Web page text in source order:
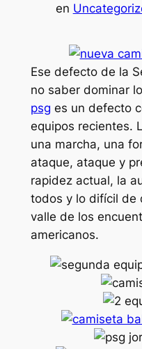
en
Ese defecto de la
no saber dominar
psg es un defecto
equipos recientes.
una marcha, una
ataque, ataque y
rapidez actual, la
todos y lo difícil de
valle de los
americanos.